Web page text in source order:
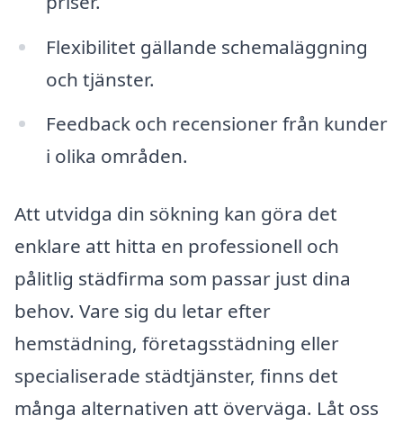
Flexibilitet gällande schemaläggning
och tjänster.
Feedback och recensioner från kunder
i olika områden.
Att utvidga din sökning kan göra det
enklare att hitta en professionell och
pålitlig städfirma som passar just dina
behov. Vare sig du letar efter
hemstädning, företagsstädning eller
specialiserade städtjänster, finns det
många alternativen att överväga. Låt oss